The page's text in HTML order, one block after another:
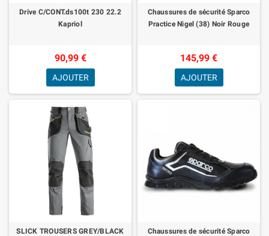
Drive C/CONT.ds100t 230 22.2
Kapriol
90,99 €
AJOUTER
Chaussures de sécurité Sparco
Practice Nigel (38) Noir Rouge
145,99 €
AJOUTER
SLICK TROUSERS GREY/BLACK
Chaussures de sécurité Sparco